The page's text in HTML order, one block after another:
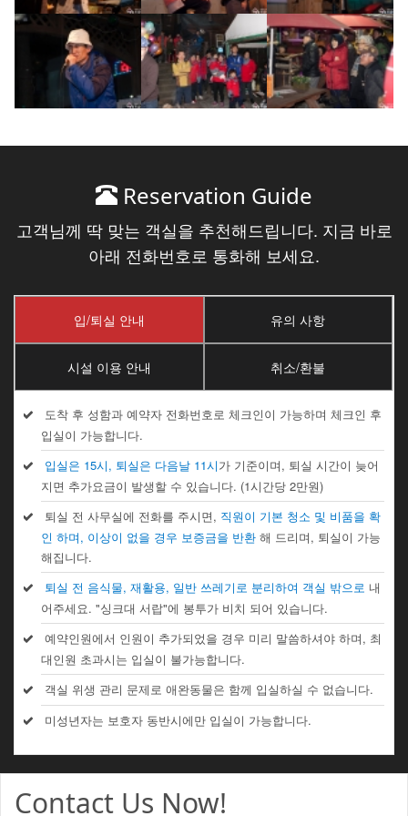
Reservation Guide
고객님께 딱 맞는 객실을 추천해드립니다. 지금 바로
아래 전화번호로 통화해 보세요.
입/퇴실 안내 유의 사항
시설 이용 안내 취소/환불
도착 후 성함과 예약자 전화번호로 체크인이 가능하며 체크인 후
입실이 가능합니다.
입실은 15시, 퇴실은 다음날 11시가 기준이며, 퇴실 시간이 늦어
지면 추가요금이 발생할 수 있습니다. (1시간당 2만원)
퇴실 전 사무실에 전화를 주시면, 직원이 기본 청소 및 비품을 확
인 하며, 이상이 없을 경우 보증금을 반환해 드리며, 퇴실이 가능
해집니다.
퇴실 전 음식물, 재활용, 일반 쓰레기로 분리하여 객실 밖으로 내
어주세요. "싱크대 서랍"에 봉투가 비치 되어 있습니다.
예약인원에서 인원이 추가되었을 경우 미리 말씀하셔야 하며, 최
대인원 초과시는 입실이 불가능합니다.
객실 위생 관리 문제로 애완동물은 함께 입실하실 수 없습니다.
미성년자는 보호자 동반시에만 입실이 가능합니다.
Contact Us Now!